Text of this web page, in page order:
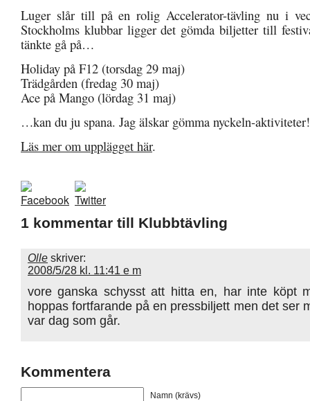
Luger slår till på en rolig Accelerator-tävling nu i
Stockholms klubbar ligger det gömda biljetter till
tänkte gå på…
Holiday på F12 (torsdag 29 maj)
Trädgården (fredag 30 maj)
Ace på Mango (lördag 31 maj)
…kan du ju spana. Jag älskar gömma nyckeln-aktiviteter!
Läs mer om upplägget här.
1 kommentar till Klubbtävling
Olle skriver:
2008/5/28 kl. 11:41 e m
vore ganska schysst att hitta en, har inte köpt
hoppas fortfarande på en pressbiljett men det ser
var dag som går.
Kommentera
Namn (krävs)